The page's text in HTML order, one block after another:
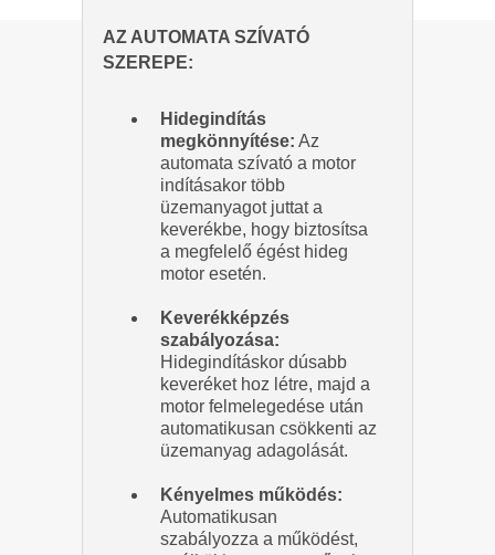
AZ AUTOMATA SZÍVATÓ
SZEREPE:
Hidegindítás
megkönnyítése: Az
automata szívató a motor
indításakor több
üzemanyagot juttat a
keverékbe, hogy biztosítsa
a megfelelő égést hideg
motor esetén.
Keverékképzés
szabályozása:
Hidegindításkor dúsabb
keveréket hoz létre, majd a
motor felmelegedése után
automatikusan csökkenti az
üzemanyag adagolását.
Kényelmes működés:
Automatikusan
szabályozza a működést,